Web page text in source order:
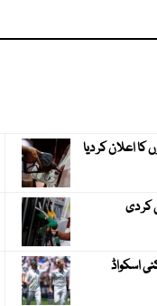
اعلان کر دیا
کر دی
ٹیسٹ سیریز ، انگلینڈ کا 16 رکنی اسکواڈ